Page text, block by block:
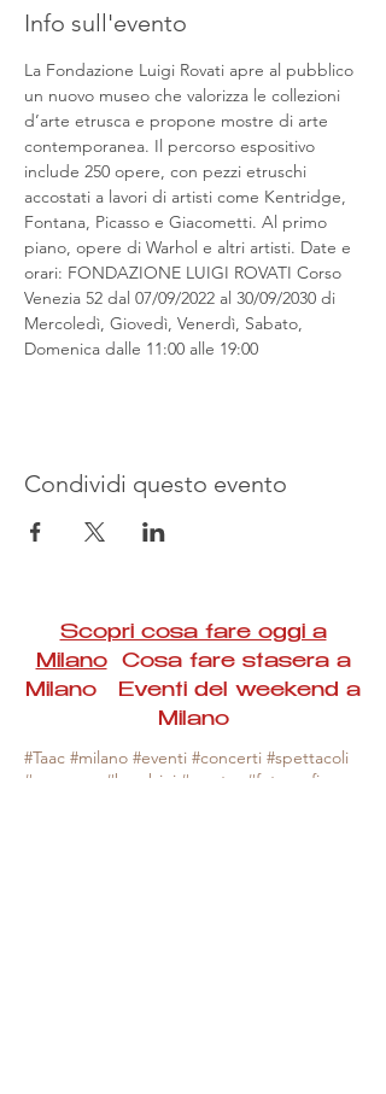
Info sull'evento
La Fondazione Luigi Rovati apre al pubblico
un nuovo museo che valorizza le collezioni
d’arte etrusca e propone mostre di arte
contemporanea. Il percorso espositivo
include 250 opere, con pezzi etruschi
accostati a lavori di artisti come Kentridge,
Fontana, Picasso e Giacometti. Al primo
piano, opere di Warhol e altri artisti. Date e
orari: FONDAZIONE LUIGI ROVATI Corso
Venezia 52 dal 07/09/2022 al 30/09/2030 di
Mercoledì, Giovedì, Venerdì, Sabato,
Domenica dalle 11:00 alle 19:00
Condividi questo evento
Scopri cosa fare oggi a
MilanoCosa fare stasera a
Milano Eventi del weekend a
Milano
#Taac #milano #eventi #concerti #spettacoli
#rassegne #bambini #mostre #fotografia